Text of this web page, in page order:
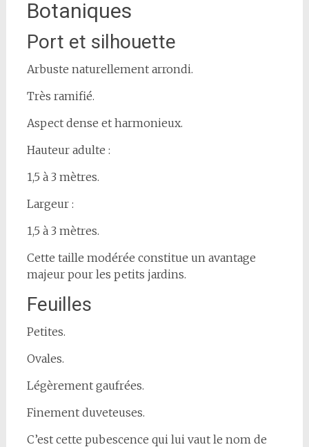
Botaniques
Port et silhouette
Arbuste naturellement arrondi.
Très ramifié.
Aspect dense et harmonieux.
Hauteur adulte :
1,5 à 3 mètres.
Largeur :
1,5 à 3 mètres.
Cette taille modérée constitue un avantage
majeur pour les petits jardins.
Feuilles
Petites.
Ovales.
Légèrement gaufrées.
Finement duveteuses.
C’est cette pubescence qui lui vaut le nom de